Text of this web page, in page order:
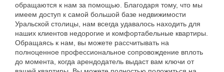
обращаются к нам за помощью Благодаря тому, что мы
имеем доступ к самой большой базе недвижимости
Уральской столицы нам всегда удавалось находить для
наших клиентов недорогие и комфортабельные квартиры
Обращаясь к нам вы можете рассчитывать на
полноценное профессиональное сопровождение вплоть
до момента когда арендодатель выдаст вам ключи от